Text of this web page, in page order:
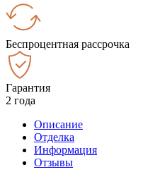
Беспроцентная рассрочка
Гарантия
2 года
Описание
Отделка
Информация
Отзывы